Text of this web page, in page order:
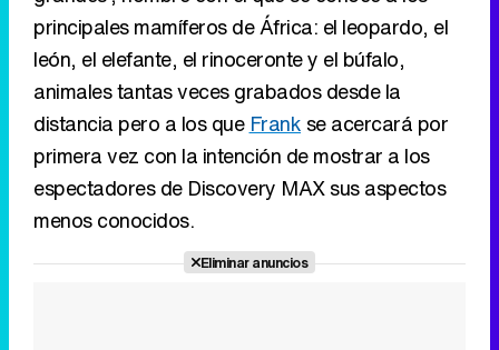
principales mamíferos de África: el leopardo, el
león, el elefante, el rinoceronte y el búfalo,
animales tantas veces grabados desde la
distancia pero a los que Frank se acercará por
primera vez con la intención de mostrar a los
espectadores de Discovery MAX sus aspectos
menos conocidos.
Eliminar anuncios